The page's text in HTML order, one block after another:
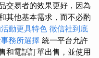
交易者的效果更好，因為
其他基本需求，而不必酌
動更具特色 徵信社到底
務所選擇 統一平台允許
和電話訂單出售，並使用